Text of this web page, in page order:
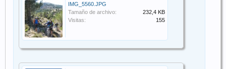
IMG_5560.JPG
Tamaño de archivo:
232,4 KB
Visitas:
155